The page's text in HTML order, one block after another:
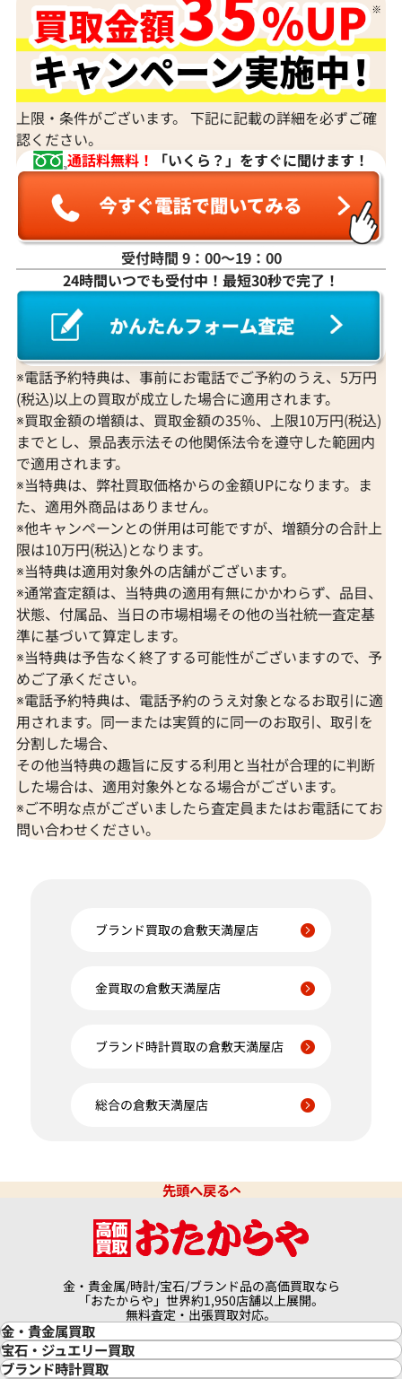
上限・条件がございます。 下記に記載の詳細を必ずご確
認ください。
通話料無料！
「いくら？」をすぐに聞けます！
受付時間 9：00〜19：00
24時間いつでも受付中！最短30秒で完了！
※電話予約特典は、事前にお電話でご予約のうえ、5万円
(税込)以上の買取が成立した場合に適用されます。
※買取金額の増額は、買取金額の35％、上限10万円(税込)
までとし、景品表示法その他関係法令を遵守した範囲内
で適用されます。
※当特典は、弊社買取価格からの金額UPになります。ま
た、適用外商品はありません。
※他キャンペーンとの併用は可能ですが、増額分の合計上
限は10万円(税込)となります。
※当特典は適用対象外の店舗がございます。
※通常査定額は、当特典の適用有無にかかわらず、品目、
状態、付属品、当日の市場相場その他の当社統一査定基
準に基づいて算定します。
※当特典は予告なく終了する可能性がございますので、予
めご了承ください。
※電話予約特典は、電話予約のうえ対象となるお取引に適
用されます。同一または実質的に同一のお取引、取引を
分割した場合、
その他当特典の趣旨に反する利用と当社が合理的に判断
した場合は、適用対象外となる場合がございます。
※ご不明な点がございましたら査定員またはお電話にてお
問い合わせください。
ブランド買取の倉敷天満屋店
金買取の倉敷天満屋店
ブランド時計買取の倉敷天満屋店
総合の倉敷天満屋店
先頭へ戻る
金・貴金属/時計/宝石/ブランド品の高価買取なら
「おたからや」世界約1,950店舗以上展開。
無料査定・出張買取対応。
金・貴金属買取
金買取
金の相場価格情報
宝石・ジュエリー買取
宝石・ジュエリー買取
ブランド時計買取